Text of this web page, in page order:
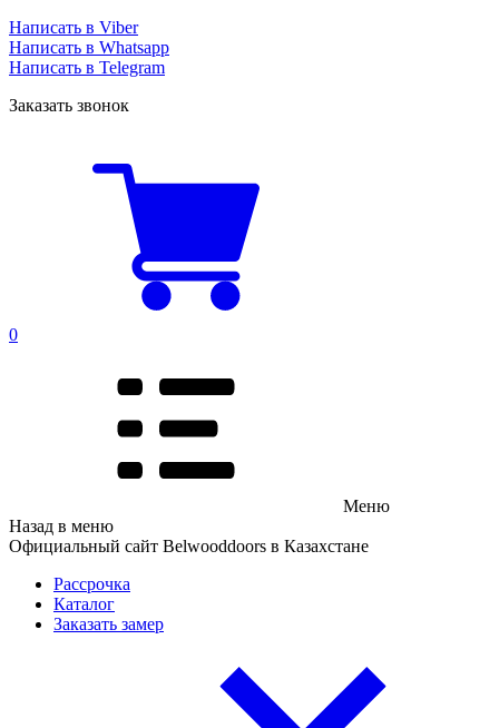
Написать в Viber
Написать в Whatsapp
Написать в Telegram
Заказать звонок
0
Меню
Назад в меню
Официальный сайт Belwooddoors в Казахстане
Рассрочка
Каталог
Заказать замер